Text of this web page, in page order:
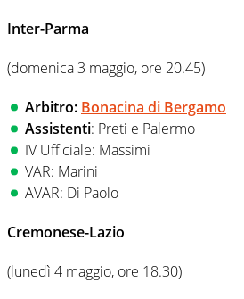
Inter-Parma
(domenica 3 maggio, ore 20.45)
Arbitro: Bonacina di Bergamo
Assistenti: Preti e Palermo
IV Ufficiale: Massimi
VAR: Marini
AVAR: Di Paolo
Cremonese-Lazio
(lunedì 4 maggio, ore 18.30)